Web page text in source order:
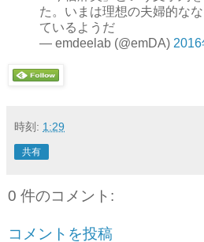
た。いまは理想の夫婦的な
ているようだ
— emdeelab (@emDA) 2016
時刻: 1:29
共有
0 件のコメント:
コメントを投稿